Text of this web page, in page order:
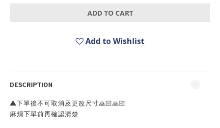
ADD TO CART
Add to Wishlist
DESCRIPTION
⚠️下單後不可取消及更改尺寸🙏🏻🙏🏻
麻煩下單前再確認清楚